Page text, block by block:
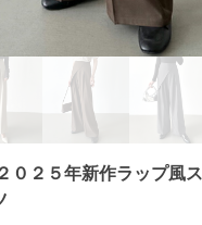
０２５年新作ラップ風